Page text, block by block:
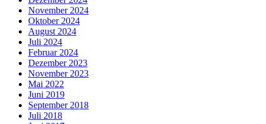
November 2024
Oktober 2024
August 2024
Juli 2024
Februar 2024
Dezember 2023
November 2023
Mai 2022
Juni 2019
September 2018
Juli 2018